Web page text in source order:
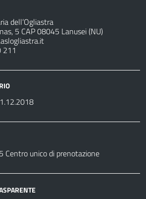
dell’Ogliastra
5 CAP 08045 Lanusei (NU)
211
Centro unico di prenotazione